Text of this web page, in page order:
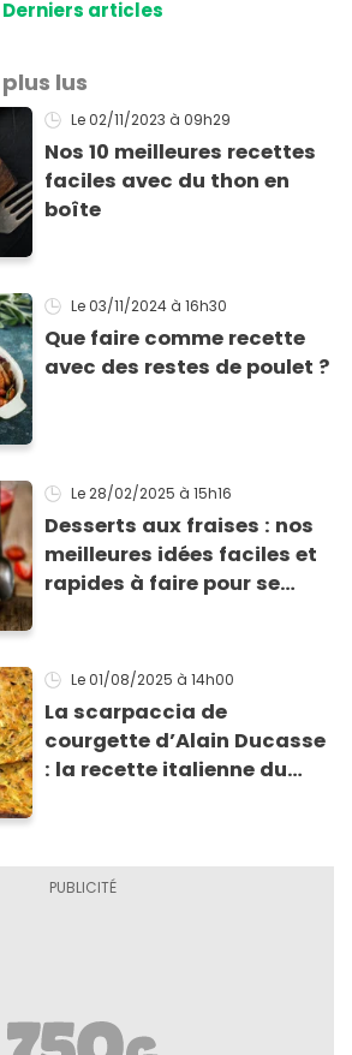
Derniers articles
lus
Le 02/11/2023 à 09h29
Nos 10 meilleures recettes
faciles avec du thon en
boîte
Le 03/11/2024 à 16h30
Que faire comme recette
avec des restes de poulet ?
Le 28/02/2025 à 15h16
Desserts aux fraises : nos
meilleures idées faciles et
rapides à faire pour se
Le 01/08/2025 à 14h00
La scarpaccia de
courgette d’Alain Ducasse
: la recette italienne du